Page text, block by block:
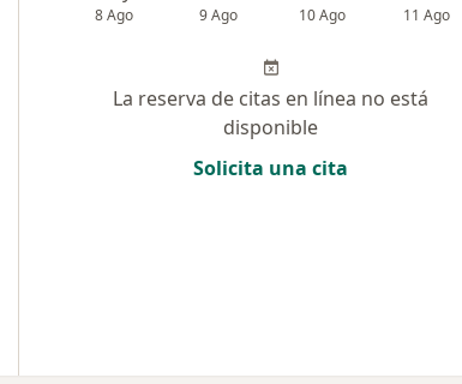
8 Ago 9 Ago 10 Ago 11 Ago
La reserva de citas en línea no está
disponible
Solicita una cita